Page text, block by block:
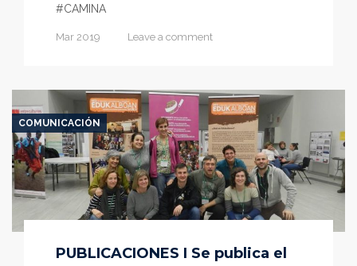
#CAMINA
Mar 2019 Leave a comment
COMUNICACIÓN
PUBLICACIONES I Se publica el